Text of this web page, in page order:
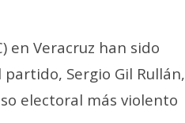
en Veracruz han sido
Sergio Gil Rullán,
electoral más violento